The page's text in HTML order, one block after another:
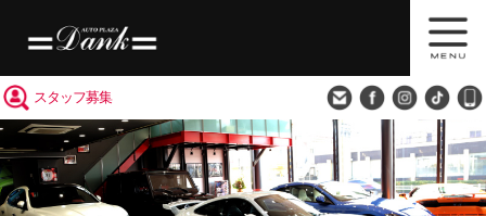
スタッフ募集